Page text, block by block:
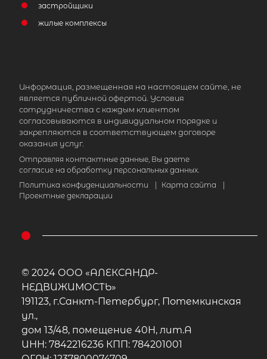
застройщики
жилые комплексы
Информация, размещенная на настоящем сайте, не
является публичной офертой. Условия
сотрудничества с каждым клиентом
согласовываются в индивидуальном порядке и
закрепляются в соответствующем договоре
оказания услуг.
Отправляя контактные данные, Вы даете
согласие на обработку персональных данных.
Политика конфиденциальности
Карта сайта
Проектные декларации
© 2024 ООО «АЛЕКСАНДР-
НЕДВИЖИМОСТЬ»
191123, г.Санкт-Петербург, Потемкинская
ул.,
дом 13/48, помещение 40Н, лит.А
ИНН: 7842216236 КПП: 784201001